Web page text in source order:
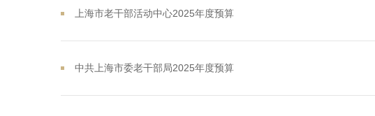
上海市老干部活动中心2025年度预算
中共上海市委老干部局2025年度预算